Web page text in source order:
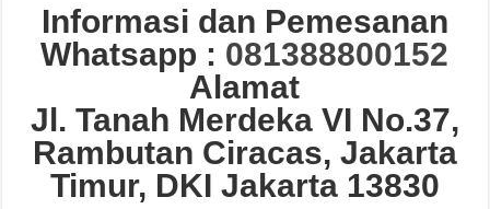
Informasi dan Pemesanan
Whatsapp : 081388800152
Alamat
Jl. Tanah Merdeka VI No.37,
Rambutan Ciracas, Jakarta
Timur, DKI Jakarta 13830